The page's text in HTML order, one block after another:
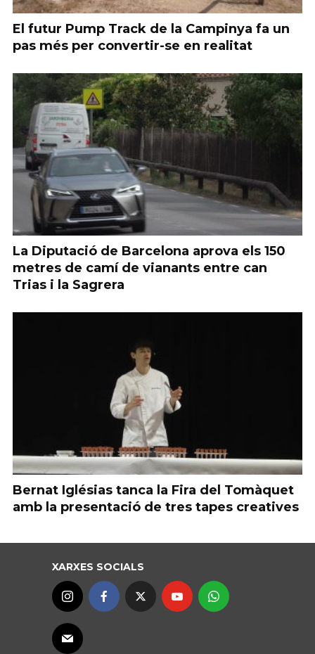
El futur Pump Track de la Campinya fa un
pas més per convertir-se en realitat
La Diputació de Barcelona aprova els 150
metres de camí de vianants entre can
Trias i la Sagrera
Bernat Iglésias tanca la Fira del Tomàquet
amb la presentació de tres tapes creatives
XARXES SOCIALS